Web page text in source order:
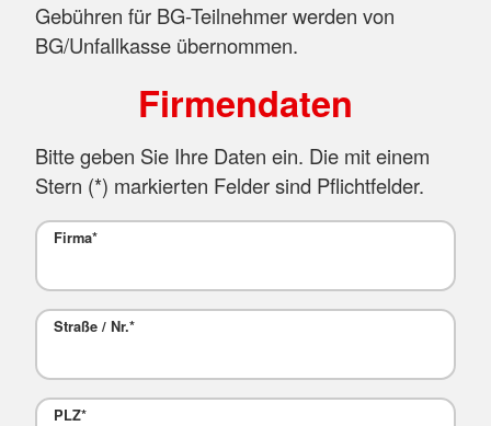
Gebühren für BG-Teilnehmer werden von
BG/Unfallkasse übernommen.
Firmendaten
Bitte geben Sie Ihre Daten ein. Die mit einem
Stern (*) markierten Felder sind Pflichtfelder.
Firma*
Straße / Nr.*
PLZ*